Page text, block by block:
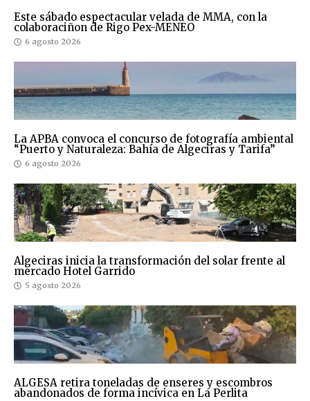
Este sábado espectacular velada de MMA, con la
colaboraciñon de Rigo Pex-MENEO
6 agosto 2026
La APBA convoca el concurso de fotografía ambiental
“Puerto y Naturaleza: Bahía de Algeciras y Tarifa”
6 agosto 2026
Algeciras inicia la transformación del solar frente al
mercado Hotel Garrido
5 agosto 2026
ALGESA retira toneladas de enseres y escombros
abandonados de forma incívica en La Perlita